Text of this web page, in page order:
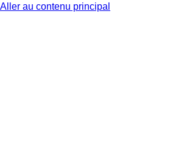
Aller au contenu principal